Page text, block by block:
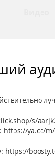
s/
https://ya.cc/m/
https://